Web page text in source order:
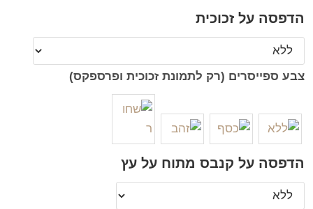
הדפסה על זכוכית
צבע ספייסרים (רק לתמונת זכוכית ופרספקס)
הדפסה על קנבס מתוח על עץ